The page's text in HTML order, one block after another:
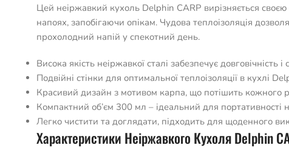
Цей неіржавкий кухоль Delphin CARP вирізняється
напоях, запобігаючи опікам. Чудова теплоізоляція
прохолодний напій у спекотний день.
Висока якість неіржавкої сталі забезпечує довговічність і
Подвійні стінки для оптимальної теплоізоляції в кухлі
Красивий дизайн з мотивом карпа, що потішить кожного
Компактний об’єм 300 мл – ідеальний для портативності
Легко чистити та доглядати, підходить для щоденного
Характеристики Неіржавкого Кухоля Delphin